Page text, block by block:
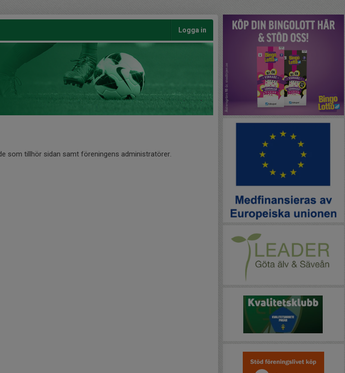
Logga in
som tillhör sidan samt föreningens administratörer.